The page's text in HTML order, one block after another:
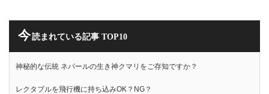
今読まれている記事 TOP10
神秘的な伝統 ネパールの生き神クマリをご存知ですか？
レクタブルを飛行機に持ち込みOK？NG？